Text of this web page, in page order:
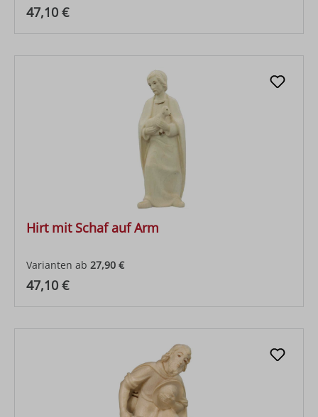
Regulärer Preis:
47,10 €
Hirt mit Schaf auf Arm
Varianten ab 27,90 €
Regulärer Preis:
47,10 €